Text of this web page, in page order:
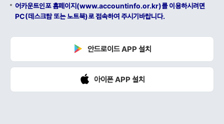
어카운트인포 홈페이지(www.accountinfo.or.kr)를 이용하시려면
PC(데스크탑 또는 노트북)로 접속하여 주시기바랍니다.
안드로이드 APP 설치
아이폰 APP 설치